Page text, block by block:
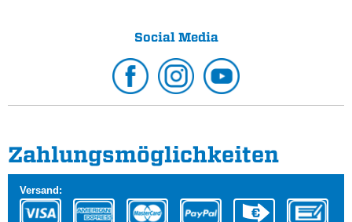
Social Media
Zahlungs­möglichkeiten
Versand: